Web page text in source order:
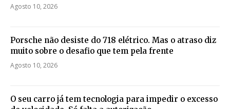
Agosto 10, 2026
Porsche não desiste do 718 elétrico. Mas o atraso diz
muito sobre o desafio que tem pela frente
Agosto 10, 2026
O seu carro já tem tecnologia para impedir o excesso